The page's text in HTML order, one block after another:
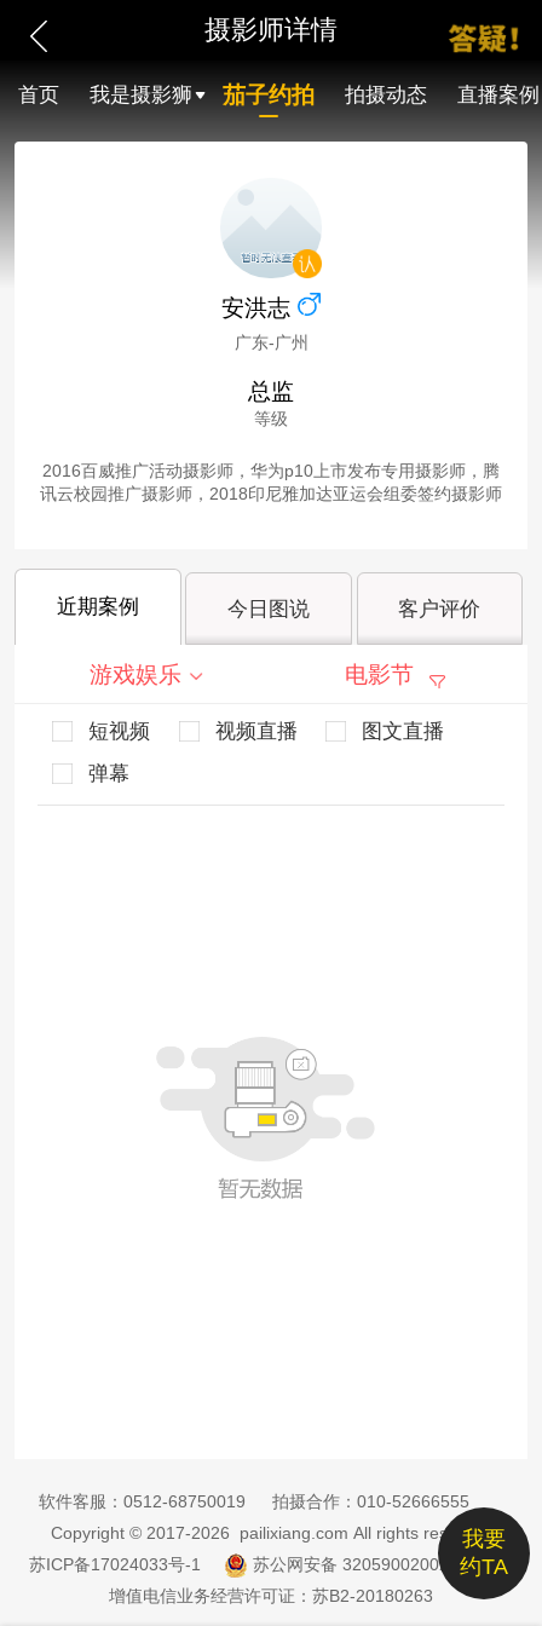
摄影师详情
首页 我是摄影狮 茄子约拍 拍摄动态 直播案例
安洪志
广东-广州
总监
等级
2016百威推广活动摄影师，华为p10上市发布专用摄影师，腾
讯云校园推广摄影师，2018印尼雅加达亚运会组委签约摄影师
近期案例 今日图说 客户评价
游戏娱乐 电影节
短视频 视频直播
图文直播
弹幕
我要
约TA
软件客服： 0512-68750019 拍摄合作： 010-52666555
Copyright © 2017-2026 pailixiang.com All rights reserved
苏ICP备17024033号-1
苏公网安备 32059002002885号
增值电信业务经营许可证：苏B2-20180263